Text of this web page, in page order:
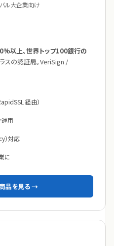
ル大企業向け
以上、世界トップ100銀行の
スの認証局。VeriSign /
経由）
運用
）対応
に
品を見る →